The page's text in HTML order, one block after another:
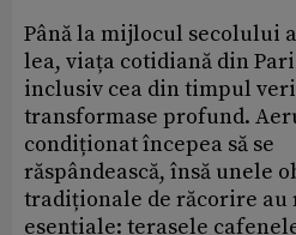
Până la mijlocul secolului
lea, viața cotidiană din
inclusiv cea din timpul
transformase profund.
condiționat începea să se
răspândească, însă unele
tradiționale de răcorire au
esențiale: terasele